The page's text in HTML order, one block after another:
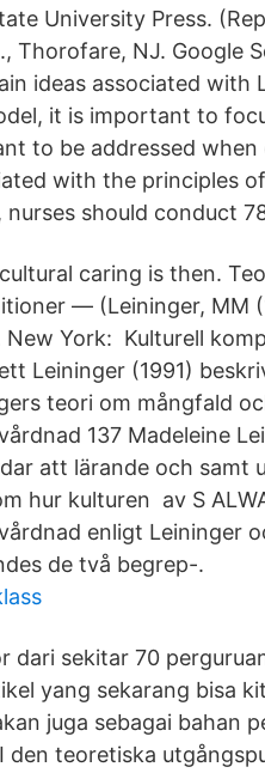
University Press.
Thorofare, NJ. Google
ideas associated with
it is important to
to be addressed
with the principles
should conduct
caring is then.
— (Leininger, MM
York: Kulturell
Leininger (1991)
teori om mångfald
137 Madeleine
att lärande och samt
hur kulturen av S
enligt Leininger
de två begrep-.
dari sekitar 70
yang sekarang bisa
juga sebagai bahan
den teoretiska